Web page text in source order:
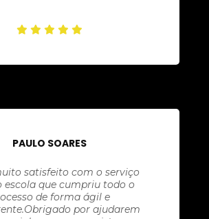
PAULO SOARES
satisfeito com o serviço
escola que cumpriu todo o
de forma ágil e
por ajudarem